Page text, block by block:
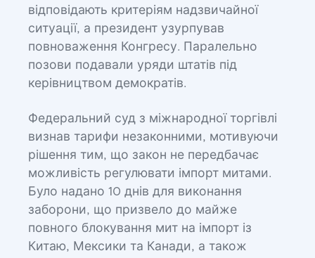
відповідають критеріям надзвичайної
ситуації, а президент узурпував
повноваження Конгресу. Паралельно
позови подавали уряди штатів під
керівництвом демократів.
Федеральний суд з міжнародної торгівлі
визнав тарифи незаконними, мотивуючи
рішення тим, що закон не передбачає
можливість регулювати імпорт митами.
Було надано 10 днів для виконання
заборони, що призвело до майже
повного блокування мит на імпорт із
Китаю, Мексики та Канади, а також